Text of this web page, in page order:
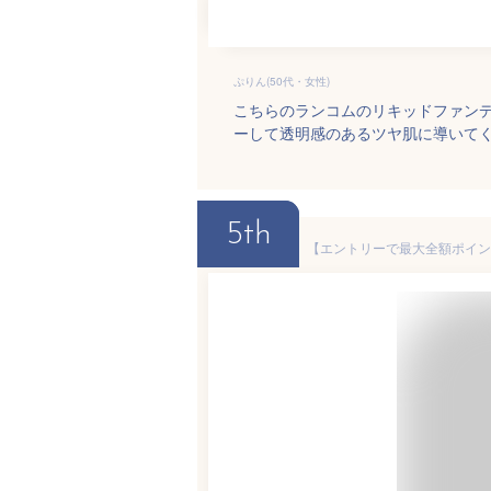
ぷりん(50代・女性)
こちらのランコムのリキッドファン
ーして透明感のあるツヤ肌に導いて
5th